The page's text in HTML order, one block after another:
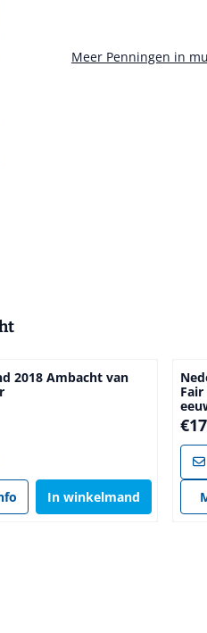
Meer Penningen in
2018 Ambacht van
In winkelmand